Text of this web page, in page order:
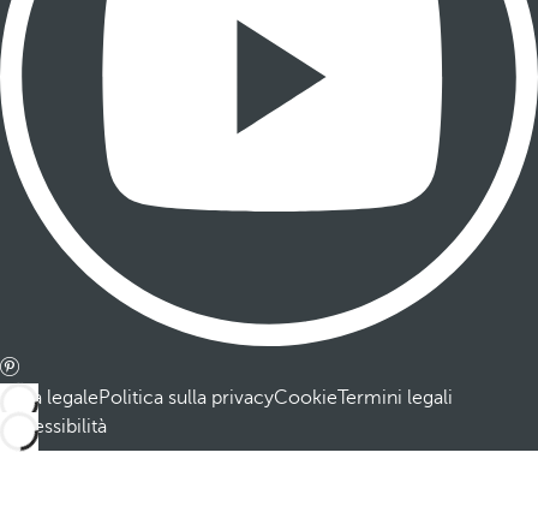
Nota legalePolitica sulla privacyCookieTermini legali
Accessibilità